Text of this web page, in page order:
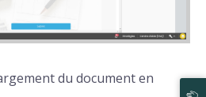
du document en